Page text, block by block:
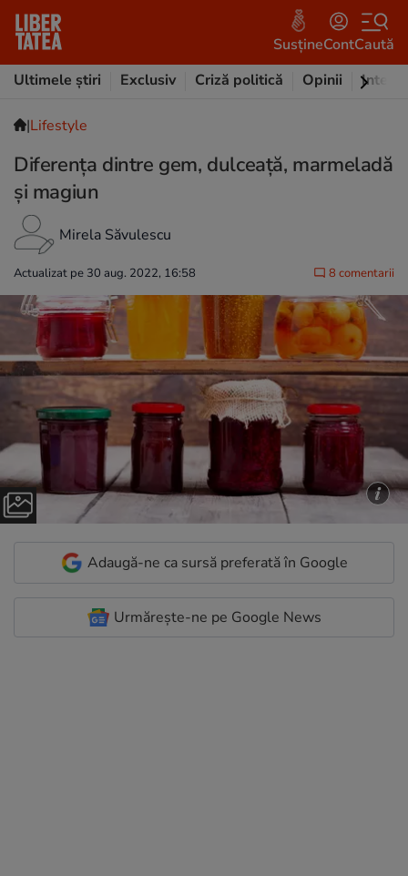
SusțineContCaută
Ultimele știri
Exclusiv Criză politică Opinii
|Lifestyle
Diferența dintre gem, dulceață, marmeladă
și magiun
Mirela Săvulescu
Actualizat pe 30 aug. 2022, 16:58 8 comentarii
Adaugă-ne ca sursă preferată în Google
Urmărește-ne pe Google News